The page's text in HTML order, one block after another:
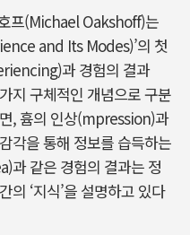
프(Michael Oakshoff)는
and Its Modes)’의 첫
과 경험의 결과
지 구체적인 개념으로 구분
, 흄의 인상(mpression)과
각을 통해 정보를 습득하는
과 같은 경험의 결과는 정
의 ‘지식’을 설명하고 있다